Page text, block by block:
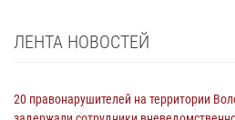
ЛЕНТА НОВОСТЕЙ
20 правонарушителей на территории